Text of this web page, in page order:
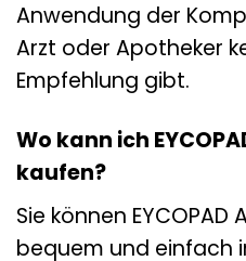
Anwendung der
Arzt oder Apotheker
Empfehlung gibt.
Wo kann ich
kaufen?
Sie können
bequem und einfach